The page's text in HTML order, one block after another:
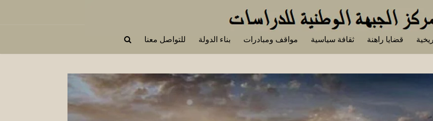
قضايا راهنة ثقافة سياسية مواقف ومبادرات بناء الدولة للتواصل معنا